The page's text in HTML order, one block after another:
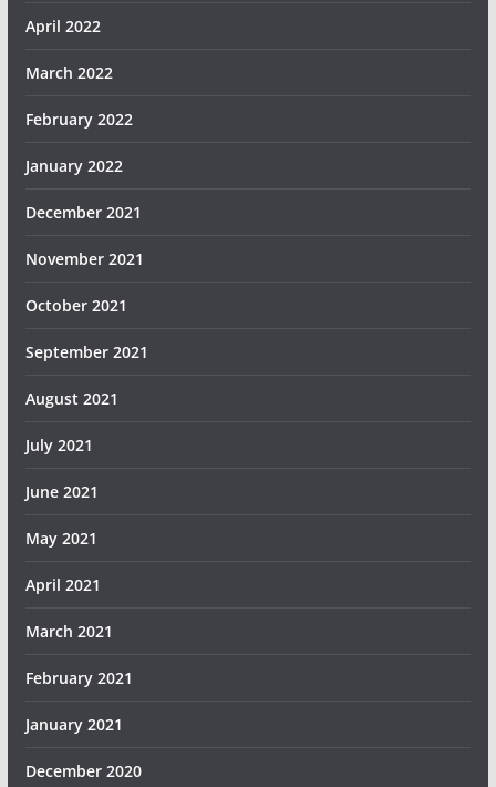
April 2022
March 2022
February 2022
January 2022
December 2021
November 2021
October 2021
September 2021
August 2021
July 2021
June 2021
May 2021
April 2021
March 2021
February 2021
January 2021
December 2020